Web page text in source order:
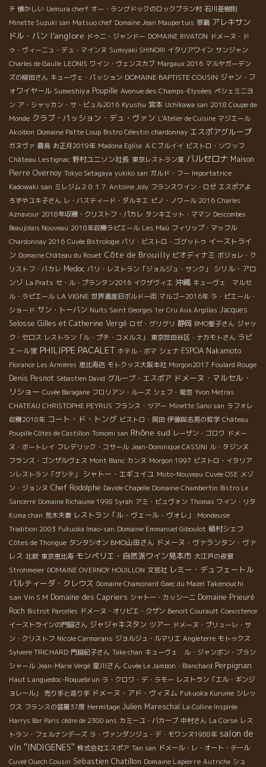
チ 懐かしい Uemura cherf オー・ラングドックのロックブラン村 石川亜樹則
Minette Suzuki san Matsuo chef Domaine Jean Maupertuis 那覇 アレキサン
ドル・バン l'anglore ドゥニ・ジャンドー DOMAINE RIVATON ドメーヌ・ド
ゥ・ヴィーニュ・デュ・マインヌ Sumiyaki SHINORI イタリアワイン サンジャン
Charles de Gaulle LEONIS ワイン・ヴェンスカブ Margaux 2016 マルヤガーデン
ズの柳田さん キューヴェ・パッション DOMAINE BAPTISTE COUSIN ジャン・フ
ォワイヤール Sumeshiya Poupille Avenue des Champs-Elysées ペシェミニヨ
ン ア・シャッカン・サ・ビュル2016 Kyushu 宮本 Uchikawa san 2018 Coupe de
Monde クラブ・パッション・デュ・ヴァン L'Atelier de Cuisine マジエール
Akoibon Domaine Patte Loup Bistro Célestin chardonnay エスポアグループ
ガヌヴァ 霧島 お正月2019年 Madona Eglise ＡＣブルイイ ビストロ・ソワッフ
Château Lestignac 野村ユニソン社長 東京レストラン業 バルセロナ Maison
Pierre Overnoy Tokyo Setagaya yukiko san ガルド・フー Importatrice
Kadowaki san ミレジム２０１７ Antoine Joly フランスワイン・ロゼ エスポアよ
ろずやユキ子さん レ・バスティード・ダルキエ ピノ・ノワール 2016 Charles
Aznavour 2018年収穫・クリストフ・パカレ タンキエット・ママン Descombes
Beaujolais Nouveau 2018年収穫ラピエール Les Maù フィリップ・マッフル
Chardonnay 2016 Cuvée Bistrologie パリ・ビストロ・ゴグットゥ イーストライ
ン Domaine Château du Rouet Côte de Brouilly ビオディナミ ボジョレ・ク
リストフ・パカレ Medoc パリ・レストラン「ジョルジュ・サンク」
シリル・アロ
ンゾ La Prats セ・ル・プランタン2016 イクザヴィエ 沖縄 キューヴェ マルセ
ル・ラピエール LA VIGNE 世界遺産旧ボルドー街 マルゴー2016年 ラ・ピエール・
ショード サン・トーバン Nuits Saint Georges 1er Cru Aux Argillas Jacques
Selosse Gilles et Catherine Vergé ロゼ・グリグリ 静岡 BMO聖子さん ジャッ
ク・セロス レストラン「ル・プチ・コメルス」 東京世田谷区・ナカモトさん ラピ
エール家 PHILIPPE PACALET ホテル・ボマ シェナ ESPOA Nakamoto
Florance Les Armières 恵比寿店 モトクッス大阪本社 Morgon2017 Foulard Rouge
Denis Pesnot Sébastien David グループ・エスポア ドメーヌ・マルセル・
リショー Cuvée Baragane フロリアン・ルーズ シェフ・菊池 Yvon Metras
CHATEAU CHRISTOPHE PEYRUS フランス・ツアー Minette Sano san ラフォレ
収穫2018年 コート・ド・トング ビストロ・岡田 伊藤與志男の哲学 Château
Poupille Côtes de Castillon Tomomi san Rhône sud レーザン・ゴロワ ドメー
ヌ・ボートレイ フレデリック・コサール Jean-Dominique CASSINI ル・タジンヌ
フランス・ゴンザルヴェス Mont Blanc カンヌ Morgon 1997 ビストロ・イタリア
ンレストラン「グシテ」
シャトー・エギュイユ Moto-Nouveau Cuvée OSE メゾ
ン・ジョンヌ Chef Rodolphe Davide Chapelle Domaine Chambertin Bistro Le
Sancerre Domaine Richaume 1998 Syrah アミ・ビュヴォン Thomas ワイン・リタ
Kuma chan 荒木夫妻 レストラン「ル・ヴェール・ヴォレ」
Mondeuse
Tradition 2003 Fukuoka Imao-san Domaine Emmanuel Giboulot 植村シェフ
Côtes de Thongue タンタシオン BMO山田さん ドメーヌ・ヴァランタン・ヴァ
レス 北欧 東京恵比寿 モンペリエ・自然派ワイン見本市 大江戸の夜景
Strohmeier DOMAINE OVERNOY HOUILLON 文芸社 レミー・デュフェートル
パルティーダ・クレウス Domaine Chamonard Gaec du Mazel Takenouchi
san Vin S M Domaine des Capriers シャトー・カッシーニ Domaine Prieuré
Roch Bistrot Parcelles ドメーヌ・オリビエ・クザン Benoit Courault Coexistence
イーストラインの門脇さん ジャジャキスタン ツアー ドメーヌ・プリューレ・サ
ン・クリストフ Nicole Carmarans ジョルジュ・ルマリエ Angleterre モトックス
Sylvere TRICHARD 門脇紀子さん Take chan キューヴェ ル・ジャンボン・ブラン
シャール Jean-Marie Vergé 星川さん Cuvée Le Jambon・Blanchard Perpignan
Haut Languedoc-Roquebrun ラ・クロワ・デ・ラモー レストラン「エル・ギンジ
ョレール」
売り手と造り手 ドメーヌ・アド・ヴィヌム Fukuoka Kurume シレッ
クス フランスの猛暑37度 Hermitage Julien Mareschal La Colline Inspirée
Harrys Bar Paris cèdre de 2300 ans カミーユ・バカーブ 中村さん La Corse レス
トラン・フェルナンデーズ ラ・ヴァンダンジュ・デ・モワンヌ1988年 salon de
vin ''INDIGENES'' 株式会社エスポア Tan san ドメール・レ・オート・テール
Cuveé Ouech Cousin Sebastien Chatillon Domaine Lapierre Autriche シュ